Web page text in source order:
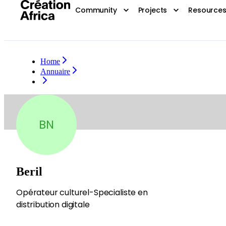
Community Projects Resources
Home
Annuaire
BN
Beril
Opérateur culturel-Specialiste en
distribution digitale